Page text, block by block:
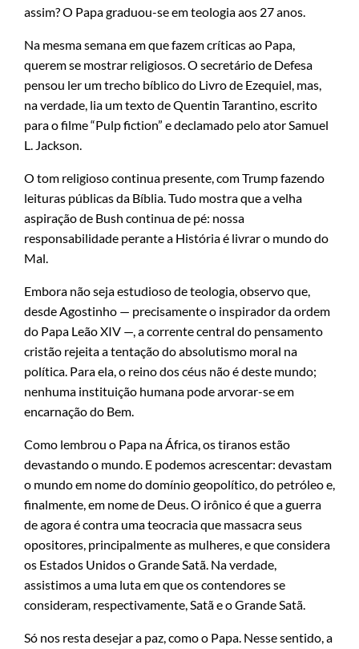
assim? O Papa graduou-se em teologia aos 27 anos.
Na mesma semana em que fazem críticas ao Papa,
querem se mostrar religiosos. O secretário de Defesa
pensou ler um trecho bíblico do Livro de Ezequiel, mas,
na verdade, lia um texto de Quentin Tarantino, escrito
para o filme “Pulp fiction” e declamado pelo ator Samuel
L. Jackson.
O tom religioso continua presente, com Trump fazendo
leituras públicas da Bíblia. Tudo mostra que a velha
aspiração de Bush continua de pé: nossa
responsabilidade perante a História é livrar o mundo do
Mal.
Embora não seja estudioso de teologia, observo que,
desde Agostinho — precisamente o inspirador da ordem
do Papa Leão XIV —, a corrente central do pensamento
cristão rejeita a tentação do absolutismo moral na
política. Para ela, o reino dos céus não é deste mundo;
nenhuma instituição humana pode arvorar-se em
encarnação do Bem.
Como lembrou o Papa na África, os tiranos estão
devastando o mundo. E podemos acrescentar: devastam
o mundo em nome do domínio geopolítico, do petróleo e,
finalmente, em nome de Deus. O irônico é que a guerra
de agora é contra uma teocracia que massacra seus
opositores, principalmente as mulheres, e que considera
os Estados Unidos o Grande Satã. Na verdade,
assistimos a uma luta em que os contendores se
consideram, respectivamente, Satã e o Grande Satã.
Só nos resta desejar a paz, como o Papa. Nesse sentido, a